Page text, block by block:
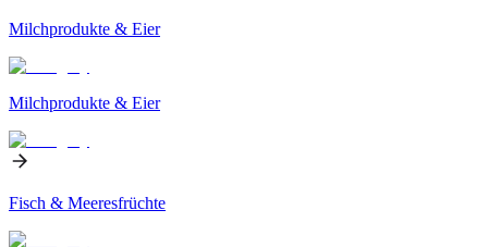
Milchprodukte & Eier
Milchprodukte & Eier
Fisch & Meeresfrüchte